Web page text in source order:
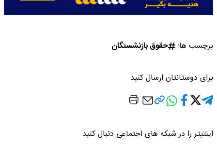
برچسب ها: حقوق بازنشستگان
برای دوستانتان ارسال کنید
اینتیتر را در شبکه های اجتماعی دنبال کنید